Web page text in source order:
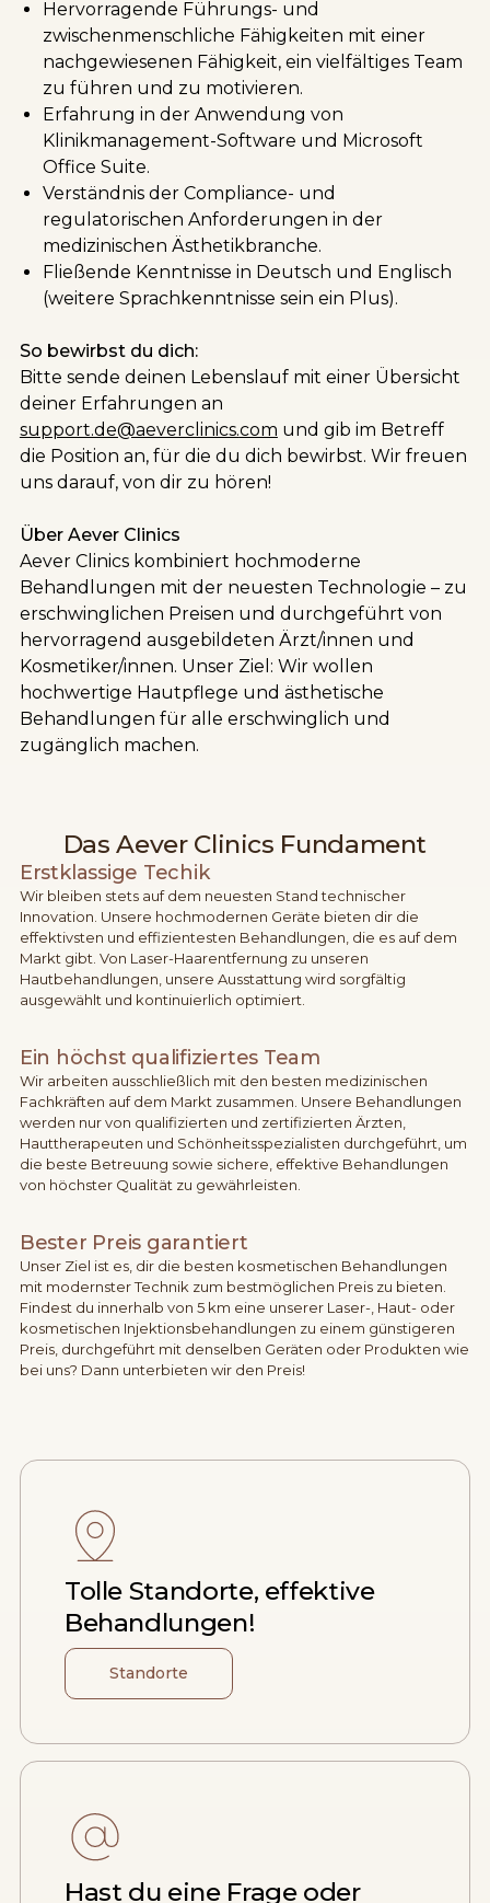
Hervorragende Führungs- und
zwischenmenschliche Fähigkeiten mit einer
nachgewiesenen Fähigkeit, ein vielfältiges Team
zu führen und zu motivieren.
Erfahrung in der Anwendung von
Klinikmanagement-Software und Microsoft
Office Suite.
Verständnis der Compliance- und
regulatorischen Anforderungen in der
medizinischen Ästhetikbranche.
Fließende Kenntnisse in Deutsch und Englisch
(weitere Sprachkenntnisse sein ein Plus).
So bewirbst du dich:
Bitte sende deinen Lebenslauf mit einer Übersicht
deiner Erfahrungen an
support.de@aeverclinics.com und gib im Betreff
die Position an, für die du dich bewirbst. Wir freuen
uns darauf, von dir zu hören!
Über Aever Clinics
Aever Clinics kombiniert hochmoderne
Behandlungen mit der neuesten Technologie – zu
erschwinglichen Preisen und durchgeführt von
hervorragend ausgebildeten Ärzt/innen und
Kosmetiker/innen. Unser Ziel: Wir wollen
hochwertige Hautpflege und ästhetische
Behandlungen für alle erschwinglich und
zugänglich machen.
Das Aever Clinics Fundament
Erstklassige Techik
Wir bleiben stets auf dem neuesten Stand technischer
Innovation. Unsere hochmodernen Geräte bieten dir die
effektivsten und effizientesten Behandlungen, die es auf dem
Markt gibt. Von Laser-Haarentfernung zu unseren
Hautbehandlungen, unsere Ausstattung wird sorgfältig
ausgewählt und kontinuierlich optimiert.
Ein höchst qualifiziertes Team
Wir arbeiten ausschließlich mit den besten medizinischen
Fachkräften auf dem Markt zusammen. Unsere Behandlungen
werden nur von qualifizierten und zertifizierten Ärzten,
Hauttherapeuten und Schönheitsspezialisten durchgeführt, um
die beste Betreuung sowie sichere, effektive Behandlungen
von höchster Qualität zu gewährleisten.
Bester Preis garantiert
Unser Ziel ist es, dir die besten kosmetischen Behandlungen
mit modernster Technik zum bestmöglichen Preis zu bieten.
Findest du innerhalb von 5 km eine unserer Laser-, Haut- oder
kosmetischen Injektionsbehandlungen zu einem günstigeren
Preis, durchgeführt mit denselben Geräten oder Produkten wie
bei uns? Dann unterbieten wir den Preis!
Tolle Standorte, effektive
Behandlungen!
Standorte
Hast du eine Frage oder